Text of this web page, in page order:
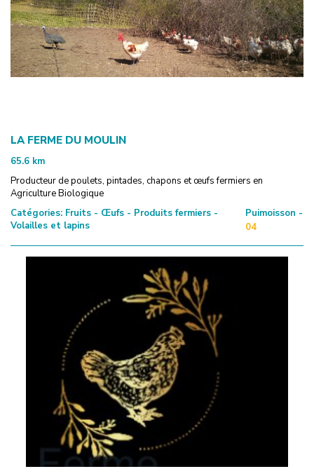
LA FERME DU MOULIN
65.6 km
Producteur de poulets, pintades, chapons et œufs fermiers en
Agriculture Biologique
Catégories: Fruits - Œufs - Produits fermiers -
Volailles et lapins
Puimoisson -
04